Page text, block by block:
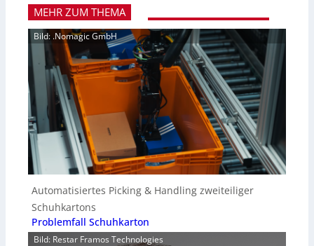
MEHR ZUM THEMA
Bild: .Nomagic GmbH
Automatisiertes Picking & Handling zweiteiliger
Schuhkartons
Problemfall Schuhkarton
Bild: Restar Framos Technologies